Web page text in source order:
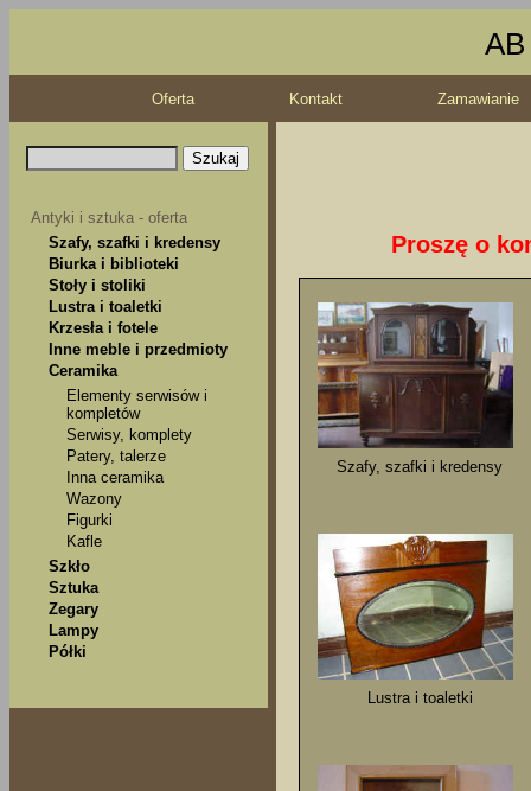
Oferta Kontakt Zamawianie
Antyki i sztuka - oferta
Szafy, szafki i kredensy
Biurka i biblioteki
Stoły i stoliki
Lustra i toaletki
Krzesła i fotele
Inne meble i przedmioty
Ceramika
Elementy serwisów i
kompletów
Serwisy, komplety
Patery, talerze
Inna ceramika
Wazony
Figurki
Kafle
Szkło
Sztuka
Zegary
Lampy
Półki
Proszę o
Szafy, szafki i kredensy
Lustra i toaletki